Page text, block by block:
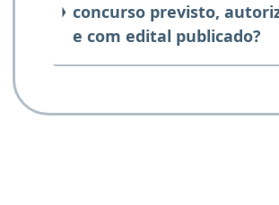
concurso previsto,
e com edital publicado?